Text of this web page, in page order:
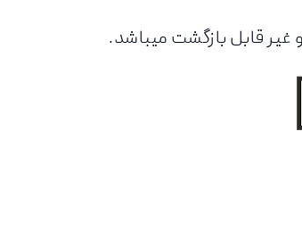
قابل بازگشت میباشد.